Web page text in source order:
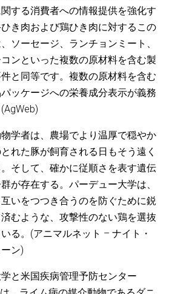
する消費者への情報提供を強化す
き肉および鶏ひき肉に対するこの
ソーセージ、ランチョンミート、
ンといった複数の原材料を含む製
と同等です。複数の原材料を含む
ッケージへの栄養成分表示が義務
学者は、農場でより温厚で穏やか
れた豚が飼育される日もそう遠く
そして、確かに従順さを表す遺伝
が存在する。パーデュー大学は、
いをつつき合うのを防ぐために鋭
むような、攻撃性のない鶏を選抜
る。(アニマルネット – ナイト・
ン)
と米国疾病管理予防センター